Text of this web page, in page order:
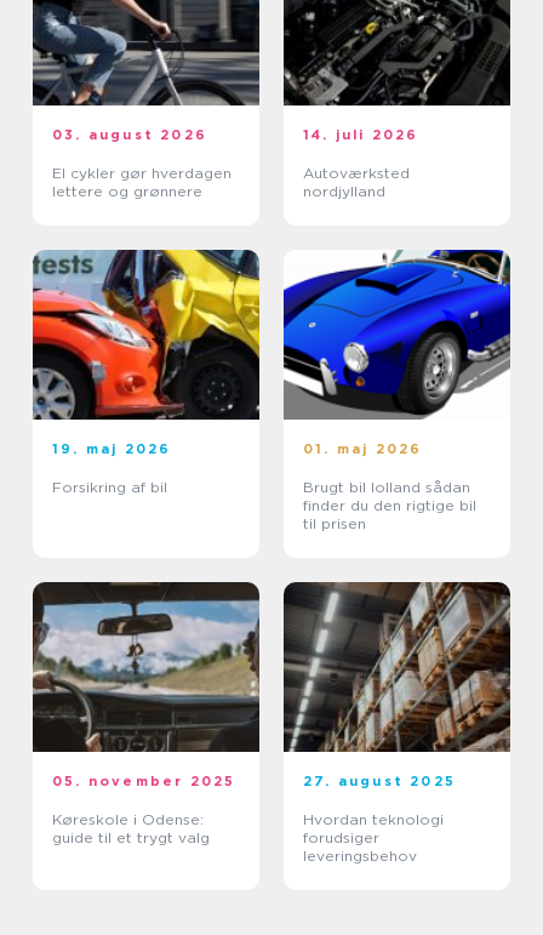
03. august 2026
El cykler gør hverdagen
lettere og grønnere
14. juli 2026
Autoværksted
nordjylland
19. maj 2026
Forsikring af bil
01. maj 2026
Brugt bil lolland sådan
finder du den rigtige bil
til prisen
05. november 2025
Køreskole i Odense:
guide til et trygt valg
27. august 2025
Hvordan teknologi
forudsiger
leveringsbehov